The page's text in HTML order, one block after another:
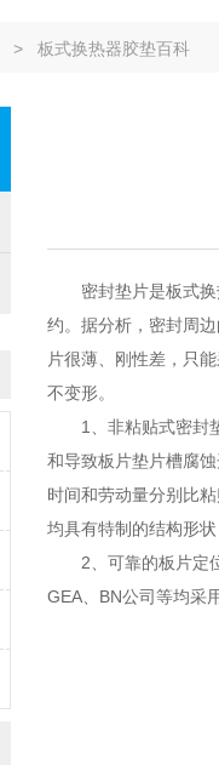
> 板式换热器胶垫百科
密封垫片是板式
约。据分析，密封周
片很薄、刚性差，只
不变形。
1、非粘贴式密封
和导致板片垫片槽腐
时间和劳动量分别比
均具有特制的结构形
2、可靠的板片定
GEA、BN公司等均采